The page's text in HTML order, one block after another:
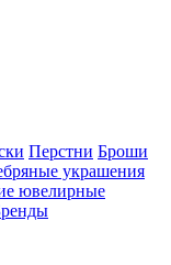
Перстни Броши
украшения
ювелирные